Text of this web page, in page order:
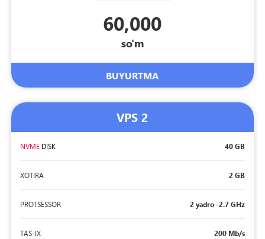
60,000
so'm
BUYURTMA
VPS 2
NVME DISK 40 GB
XOTIRA 2 GB
PROTSESSOR 2 yadro -2.7 GHz
TAS-IX 200 Mb/s